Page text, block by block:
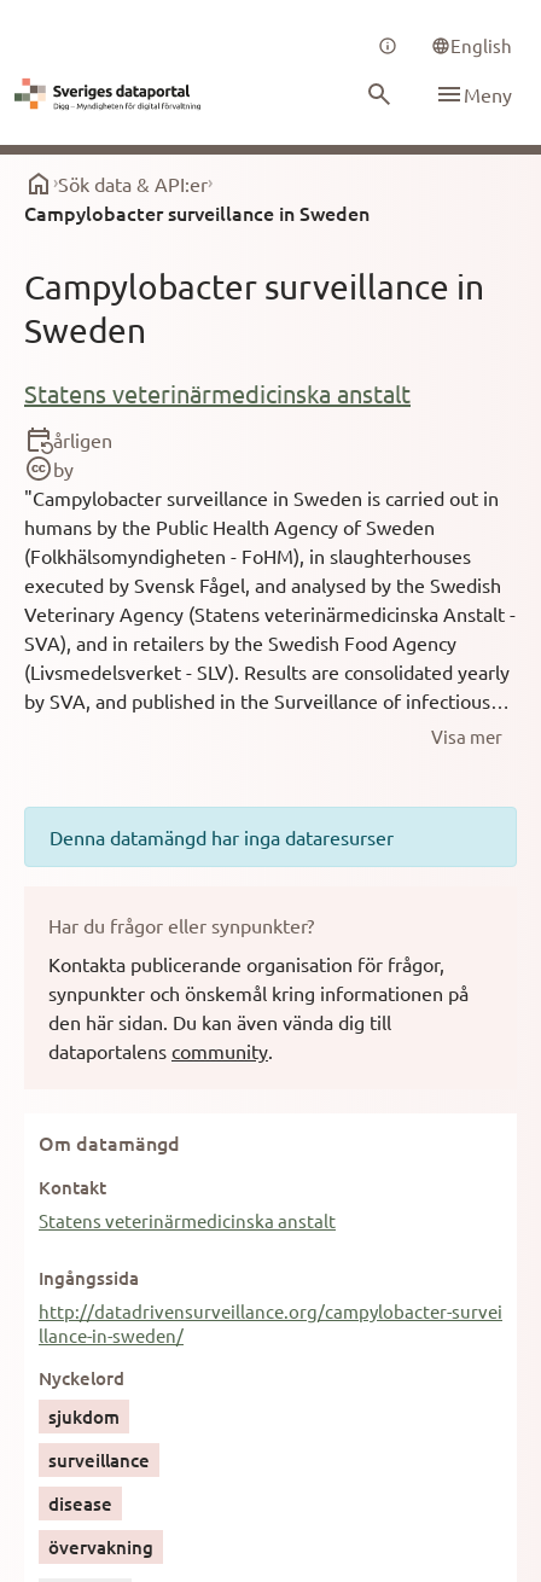
English
Meny
Sök data & API:er
Campylobacter surveillance in Sweden
Campylobacter surveillance in
Sweden
Statens veterinärmedicinska anstalt
årligen
by
"Campylobacter surveillance in Sweden is carried out in
humans by the Public Health Agency of Sweden
(Folkhälsomyndigheten - FoHM), in slaughterhouses
executed by Svensk Fågel, and analysed by the Swedish
Veterinary Agency (Statens veterinärmedicinska Anstalt -
SVA), and in retailers by the Swedish Food Agency
(Livsmedelsverket - SLV). Results are consolidated yearly
by SVA, and published in the Surveillance of infectious
diseases in animals and humans in Sweden (see related
Visa mer
Denna datamängd har inga dataresurser
Har du frågor eller synpunkter?
Kontakta publicerande organisation för frågor,
synpunkter och önskemål kring informationen på
den här sidan. Du kan även vända dig till
dataportalens community.
Om datamängd
Kontakt
Statens veterinärmedicinska anstalt
Ingångssida
http://datadrivensurveillance.org/campylobacter-survei
llance-in-sweden/
Nyckelord
sjukdom
surveillance
disease
övervakning